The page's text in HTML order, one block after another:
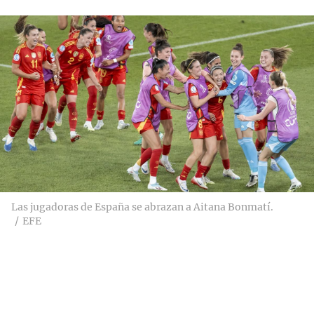
Las jugadoras de España se abrazan a Aitana Bonmatí.
EFE